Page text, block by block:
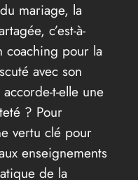
mariage, la
c’est-à-
pour la
avec son
t-elle une
? Pour
vertu clé pour
enseignements
de la